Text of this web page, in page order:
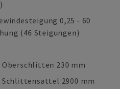
0,25 - 60
(46 Steigungen)
Oberschlitten 230 mm
Schlittensattel 2900 mm